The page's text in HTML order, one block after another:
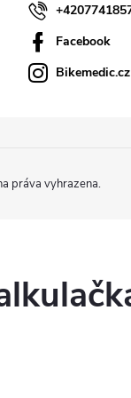
Facebook
Bikemedic.cz
práva vyhrazena.